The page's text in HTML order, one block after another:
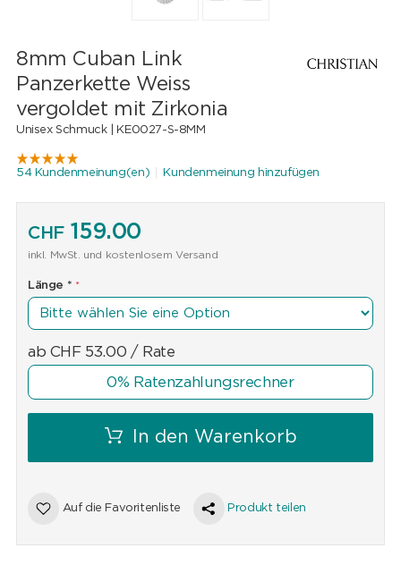
8mm Cuban Link
Panzerkette Weiss
vergoldet mit Zirkonia
Unisex Schmuck | KE0027-S-8MM
54 Kundenmeinung(en) Kundenmeinung hinzufügen
CHF159.00
inkl. MwSt. und kostenlosem Versand
Länge *
ab CHF 53.00 / Rate
0% Ratenzahlungsrechner
In den Warenkorb
Auf die Favoritenliste Produkt teilen